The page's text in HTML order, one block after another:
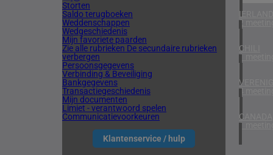
Storten
Saldo terugboeken
Weddenschappen
Wedgeschiedenis
Mijn favoriete paarden
Zie alle rubrieken De secundaire rubrieken
verbergen
Persoonsgegevens
Verbinding & Beveiliging
Bankgegevens
Transactiegeschiedenis
Mijn documenten
Limiet - verantwoord spelen
Communicatievoorkeuren
Klantenservice / hulp
IERLAND
2
CHILI
1
4
CANADA
1